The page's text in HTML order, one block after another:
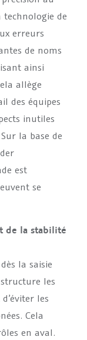
technologie de
erreurs
de noms
ainsi
allège
des équipes
inutiles
la base de
est
se
de la stabilité
la saisie
les
les
Cela
en aval.